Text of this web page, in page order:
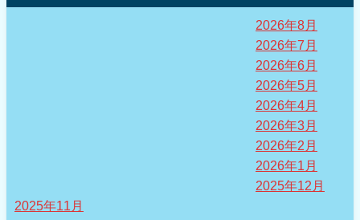
2026年8月
2026年7月
2026年6月
2026年5月
2026年4月
2026年3月
2026年2月
2026年1月
2025年12月
2025年11月